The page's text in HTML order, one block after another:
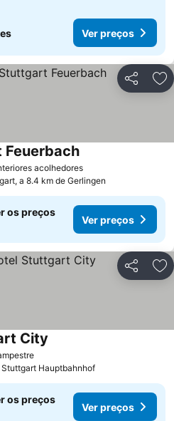
Ver preços
Partilhar
acolhedores
Feuerbach
a 8.4 km de Gerlingen
os preços
Ver preços
Partilhar
City
Stuttgart Hauptbahnhof
os preços
Ver preços